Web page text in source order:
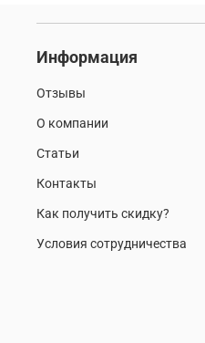
Информация
Отзывы
О компании
Статьи
Контакты
Как получить скидку?
Условия сотрудничества